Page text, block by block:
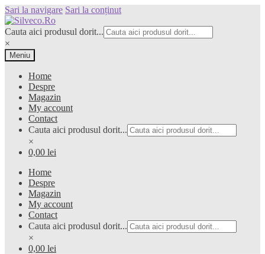
Sari la navigare Sari la conținut
Cauta aici produsul dorit...
×
Meniu
Home
Despre
Magazin
My account
Contact
Cauta aici produsul dorit...
×
0,00 lei
Home
Despre
Magazin
My account
Contact
Cauta aici produsul dorit...
×
0,00 lei